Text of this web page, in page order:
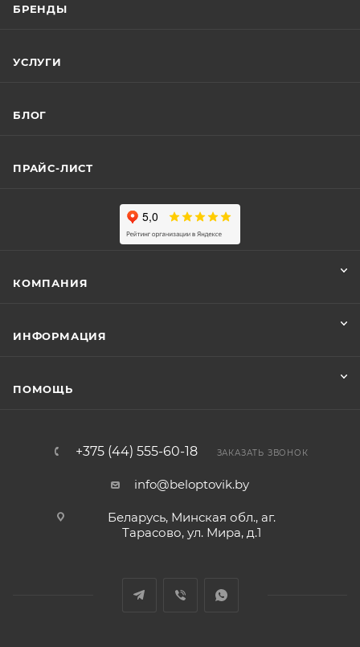
БРЕНДЫ
УСЛУГИ
БЛОГ
ПРАЙС-ЛИСТ
КОМПАНИЯ
ИНФОРМАЦИЯ
ПОМОЩЬ
+375 (44) 555-60-18 ЗАКАЗАТЬ ЗВОНОК
info@beloptovik.by
Беларусь, Минская обл., аг.
Тарасово, ул. Мира, д.1